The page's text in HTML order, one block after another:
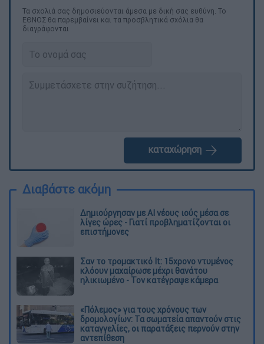
Τα σχολιά σας δημοσιεύονται άμεσα με δική σας ευθύνη. Το
ΕΘΝΟΣ θα παρεμβαίνει και τα προσβλητικά σχόλια θα
διαγράφονται
καταχώρηση
Διαβάστε ακόμη
Δημιούργησαν με AI νέους ιούς μέσα σε
λίγες ώρες - Γιατί προβληματίζονται οι
επιστήμονες
Σαν το τρομακτικό It: 15χρονο ντυμένος
κλόουν μαχαίρωσε μέχρι θανάτου
ηλικιωμένο - Τον κατέγραψε κάμερα
«Πόλεμος» για τους χρόνους των
δρομολογίων: Τα σωματεία απαντούν στις
καταγγελίες, οι παρατάξεις περνούν στην
αντεπίθεση